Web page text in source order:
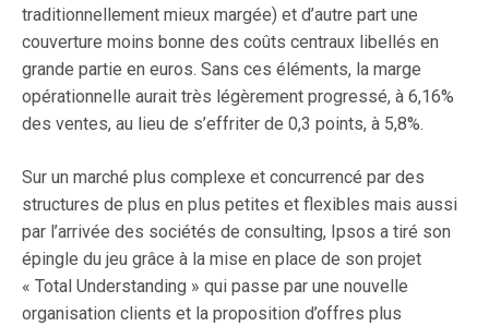
traditionnellement mieux margée) et d’autre part une
couverture moins bonne des coûts centraux libellés en
grande partie en euros. Sans ces éléments, la marge
opérationnelle aurait très légèrement progressé, à 6,16%
des ventes, au lieu de s’effriter de 0,3 points, à 5,8%.
Sur un marché plus complexe et concurrencé par des
structures de plus en plus petites et flexibles mais aussi
par l’arrivée des sociétés de consulting, Ipsos a tiré son
épingle du jeu grâce à la mise en place de son projet
« Total Understanding » qui passe par une nouvelle
organisation clients et la proposition d’offres plus